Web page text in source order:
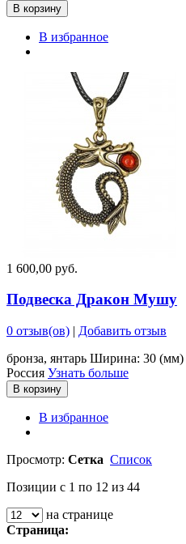
В корзину
В избранное
1 600,00 руб.
Подвеска Дракон Мушу
0 отзыв(ов) | Добавить отзыв
бронза, янтарь Ширина: 30
Россия Узнать больше
В корзину
В избранное
Просмотр: Сетка Список
Позиции с 1 по 12 из 44
на странице
Страница: